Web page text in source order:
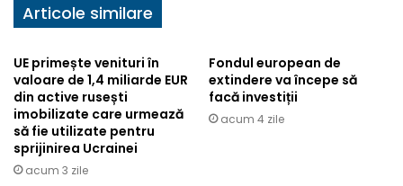
Articole similare
UE primește venituri în
valoare de 1,4 miliarde EUR
din active rusești
imobilizate care urmează
să fie utilizate pentru
sprijinirea Ucrainei
acum 3 zile
Fondul european de
extindere va începe să
facă investiții
acum 4 zile